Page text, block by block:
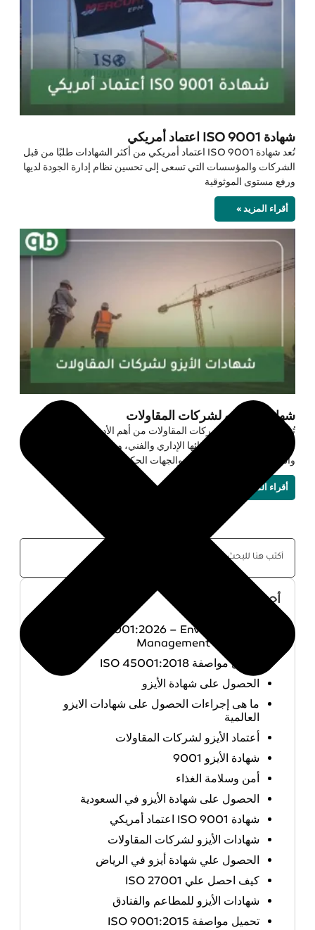
شهادة ISO 9001 اعتماد أمريكي
تُعد شهادة ISO 9001 اعتماد أمريكي من أكثر الشهادات طلبًا من قبل
الشركات والمؤسسات التي تسعى إلى تحسين نظام إدارة الجودة لديها
ورفع مستوى الموثوقية
أقراء المزيد »
شهادات الأيزو لشركات المقاولات
تُعد شهادات الأيزو لشركات المقاولات من أهم الأدوات التي تساعد
الشركات على تحسين أدائها الإداري والفني، ورفع مستوى الجودة
والسلامة، وزيادة ثقة العملاء والجهات الحكومية.
أقراء المزيد »
أحدث المقالات
ISO 14001:2026 – Environmental
Management Systems
تحميل مواصفة ISO 45001:2018
الحصول على شهادة الأيزو
ما هى إجراءات الحصول على شهادات الايزو
العالمية
أعتماد الأيزو لشركات المقاولات
شهادة الأيزو 9001
أمن وسلامة الغذاء
الحصول على شهادة الأيزو في السعودية
شهادة ISO 9001 اعتماد أمريكي
شهادات الأيزو لشركات المقاولات
الحصول علي شهادة أيزو في الرياض
كيف احصل علي ISO 27001
شهادات الأيزو للمطاعم والفنادق
تحميل مواصفة ISO 9001:2015